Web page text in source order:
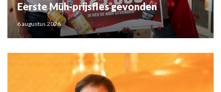
Eerste Müh-prijsfles gevonden
6 augustus 2026